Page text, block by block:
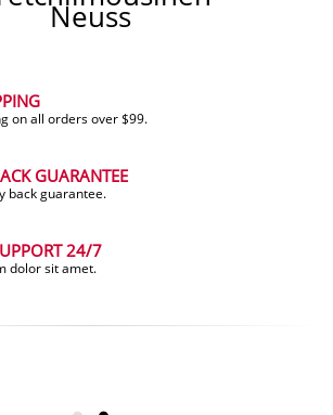
Neuss
on all orders over $99.
GUARANTEE
back guarantee.
24/7
dolor sit amet.